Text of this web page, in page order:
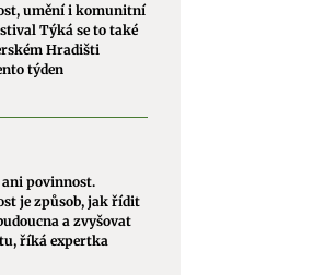
umění i komunitní
Týká se to také
Hradišti
týden
povinnost.
je způsob, jak řídit
a zvyšovat
říká expertka